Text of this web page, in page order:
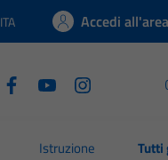
Lingua attiva:
ITA Accedi
Istruzione Tutti